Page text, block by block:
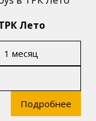
Лето
1 месяц
Подробнее